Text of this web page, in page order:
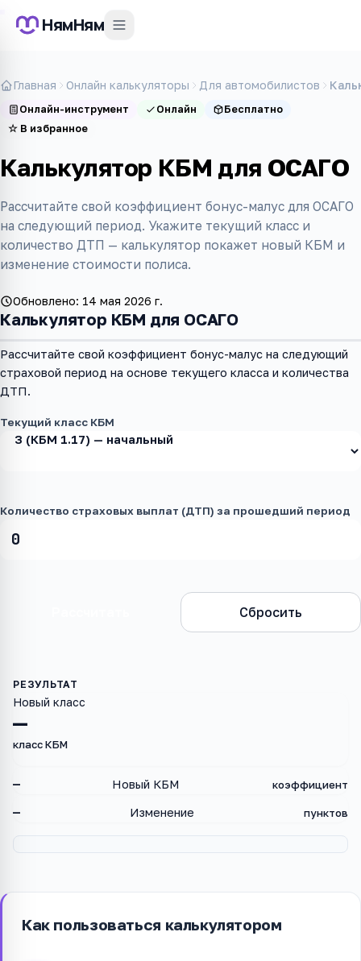
НямНям
Главная Онлайн калькуляторы Для автомобилистов
Онлайн-инструмент Онлайн
Бесплатно
☆ В избранное
Калькулятор КБМ для ОСАГО
Рассчитайте свой коэффициент бонус-малус для ОСАГО
на следующий период. Укажите текущий класс и
количество ДТП — калькулятор покажет новый КБМ и
изменение стоимости полиса.
Обновлено: 14 мая 2026 г.
Калькулятор КБМ для ОСАГО
Рассчитайте свой коэффициент бонус-малус на следующий
страховой период на основе текущего класса и количества
ДТП.
Текущий класс КБМ
Количество страховых выплат (ДТП) за прошедший период
Сбросить
—
Новый класс
класс КБМ
— Новый КБМ коэффициент
— Изменение пунктов
Как пользоваться калькулятором